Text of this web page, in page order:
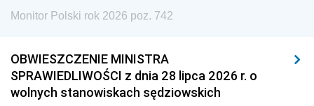
Monitor Polski rok 2026 poz. 742
OBWIESZCZENIE MINISTRA
SPRAWIEDLIWOŚCI z dnia 28 lipca 2026 r. o
wolnych stanowiskach sędziowskich